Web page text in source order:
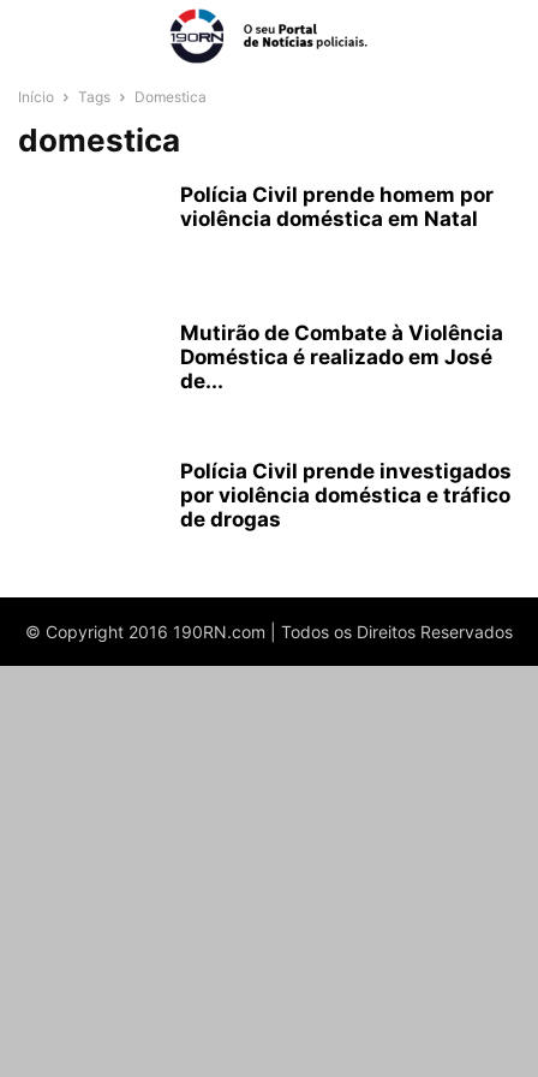
Início Tags Domestica
domestica
Polícia Civil prende homem por
violência doméstica em Natal
Mutirão de Combate à Violência
Doméstica é realizado em José
de...
Polícia Civil prende investigados
por violência doméstica e tráfico
de drogas
© Copyright 2016 190RN.com | Todos os Direitos Reservados